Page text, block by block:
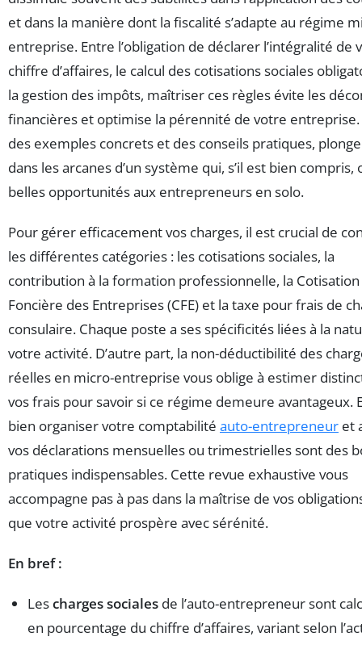
et dans la manière dont la fiscalité s’adapte au régime
entreprise. Entre l’obligation de déclarer l’intégralité de
chiffre d’affaires, le calcul des cotisations sociales
la gestion des impôts, maîtriser ces règles évite les
financières et optimise la pérennité de votre entreprise.
des exemples concrets et des conseils pratiques,
dans les arcanes d’un système qui, s’il est bien compris,
belles opportunités aux entrepreneurs en solo.
Pour gérer efficacement vos charges, il est crucial de
les différentes catégories : les cotisations sociales, la
contribution à la formation professionnelle, la Cotisation
Foncière des Entreprises (CFE) et la taxe pour frais de
consulaire. Chaque poste a ses spécificités liées à la
votre activité. D’autre part, la non-déductibilité des
réelles en micro-entreprise vous oblige à estimer
vos frais pour savoir si ce régime demeure avantageux.
bien organiser votre comptabilité auto-entrepreneur et
vos déclarations mensuelles ou trimestrielles sont des
pratiques indispensables. Cette revue exhaustive vous
accompagne pas à pas dans la maîtrise de vos
que votre activité prospère avec sérénité.
En bref :
Lescharges sociales de l’auto-entrepreneur sont
en pourcentage du chiffre d’affaires, variant selon